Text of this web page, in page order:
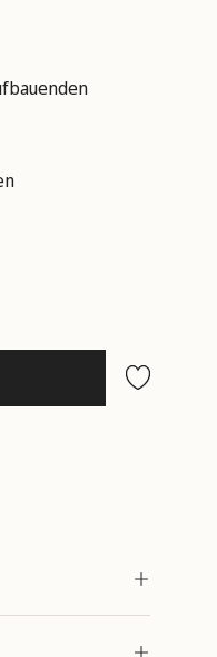
Wunschliste